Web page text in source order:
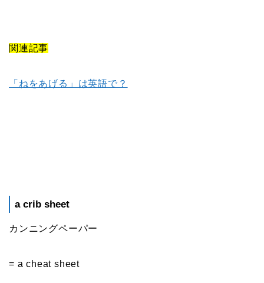
関連記事
「ねをあげる」は英語で？
a crib sheet
カンニングペーパー
= a cheat sheet